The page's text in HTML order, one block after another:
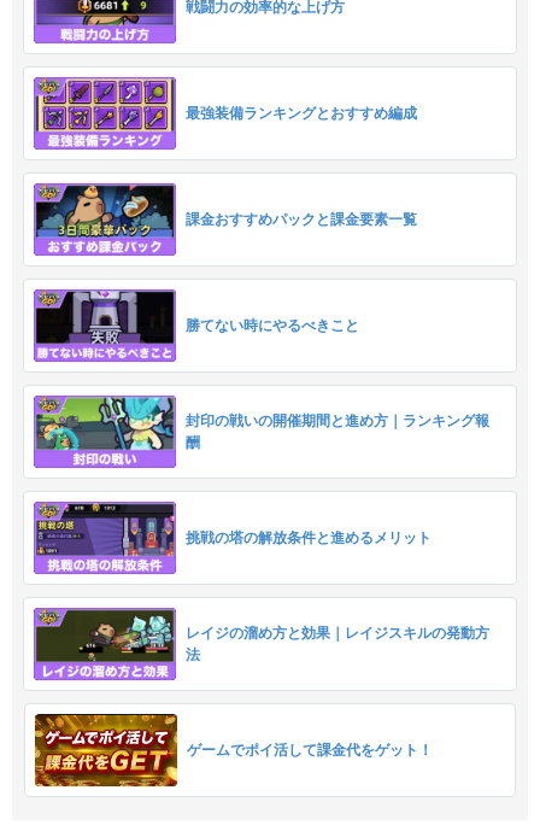
戦闘力の効率的な上げ方
最強装備ランキングとおすすめ編成
課金おすすめパックと課金要素一覧
勝てない時にやるべきこと
封印の戦いの開催期間と進め方｜ランキング報
酬
挑戦の塔の解放条件と進めるメリット
レイジの溜め方と効果｜レイジスキルの発動方
法
ゲームでポイ活して課金代をゲット！